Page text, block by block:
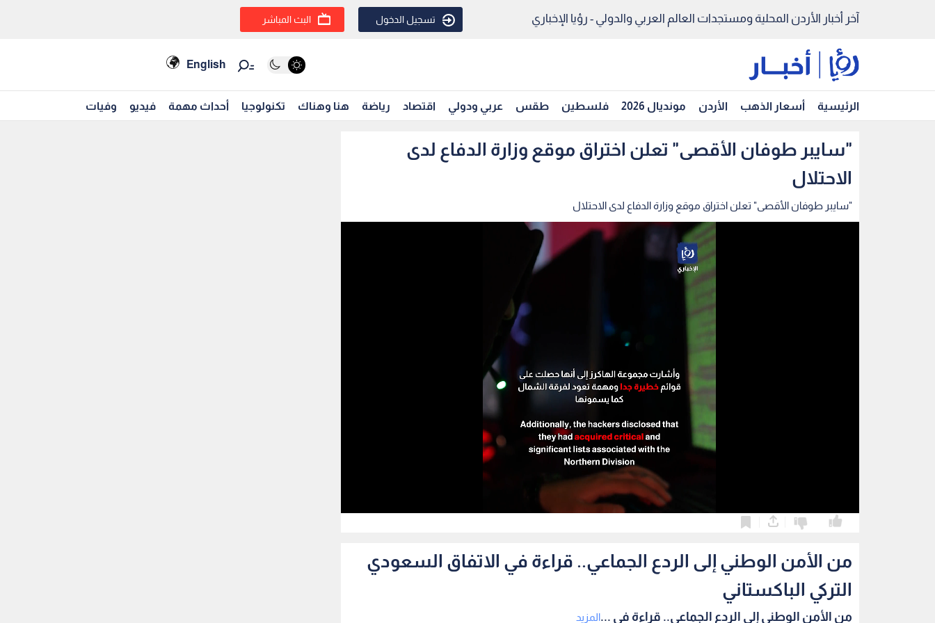
آخر أخبار الأردن المحلية ومستجدات العالم العربي والدولي - رؤيا الإخباري تسجيل الدخول البث المباشر
English
الرئيسية أسعار الذهب الأردن مونديال 2026 فلسطين طقس عربي ودولي اقتصاد رياضة هنا وهناك تكنولوجيا أحداث مهمة فيديو وفيات
"سايبر طوفان الأقصى" تعلن اختراق موقع وزارة الدفاع لدى
الاحتلال
"سايبر طوفان الأقصى" تعلن اختراق موقع وزارة الدفاع لدى الاحتلال
من الأمن الوطني إلى الردع الجماعي.. قراءة في الاتفاق السعودي
التركي الباكستاني
من الأمن الوطني إلى الردع الجماعي.. قراءة في ...المزيد